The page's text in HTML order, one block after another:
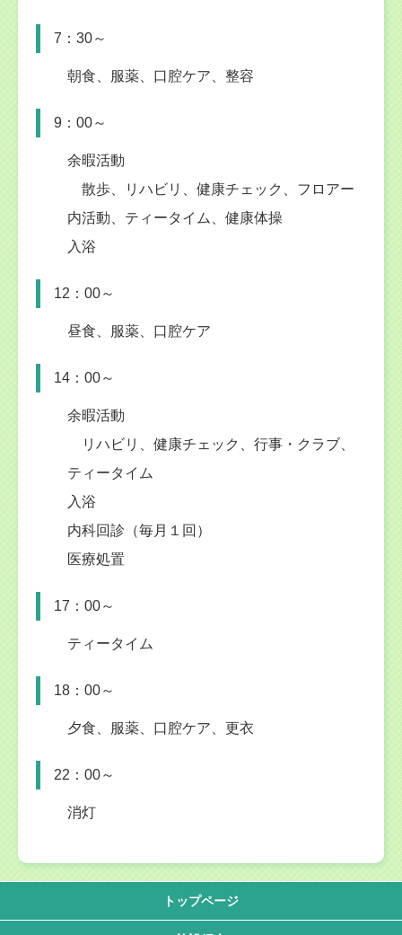
7：30～
朝食、服薬、口腔ケア、整容
9：00～
余暇活動
散歩、リハビリ、健康チェック、フロアー
内活動、ティータイム、健康体操
入浴
12：00～
昼食、服薬、口腔ケア
14：00～
余暇活動
リハビリ、健康チェック、行事・クラブ、
ティータイム
入浴
内科回診（毎月１回）
医療処置
17：00～
ティータイム
18：00～
夕食、服薬、口腔ケア、更衣
22：00～
消灯
トップページ